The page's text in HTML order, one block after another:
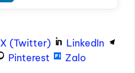
X (Twitter)
LinkedIn
Pinterest
Zalo